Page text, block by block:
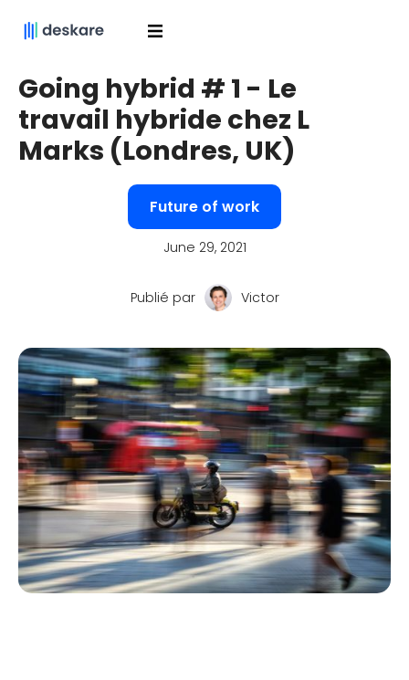
Going hybrid # 1 - Le
travail hybride chez L
Marks (Londres, UK)
Future of work
June 29, 2021
Publié par Victor